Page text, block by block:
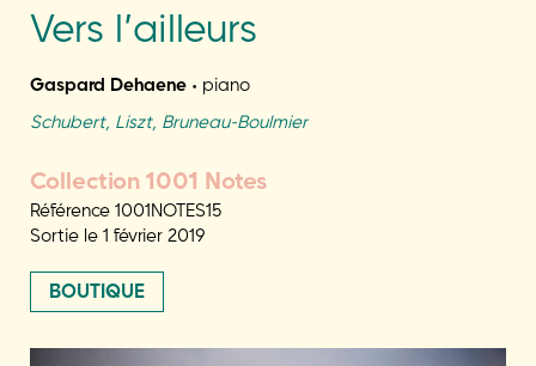
Vers l’ailleurs
Gaspard Dehaene • piano
Schubert, Liszt, Bruneau-Boulmier
Collection 1001 Notes
Référence 1001NOTES15
Sortie le 1 février 2019
BOUTIQUE